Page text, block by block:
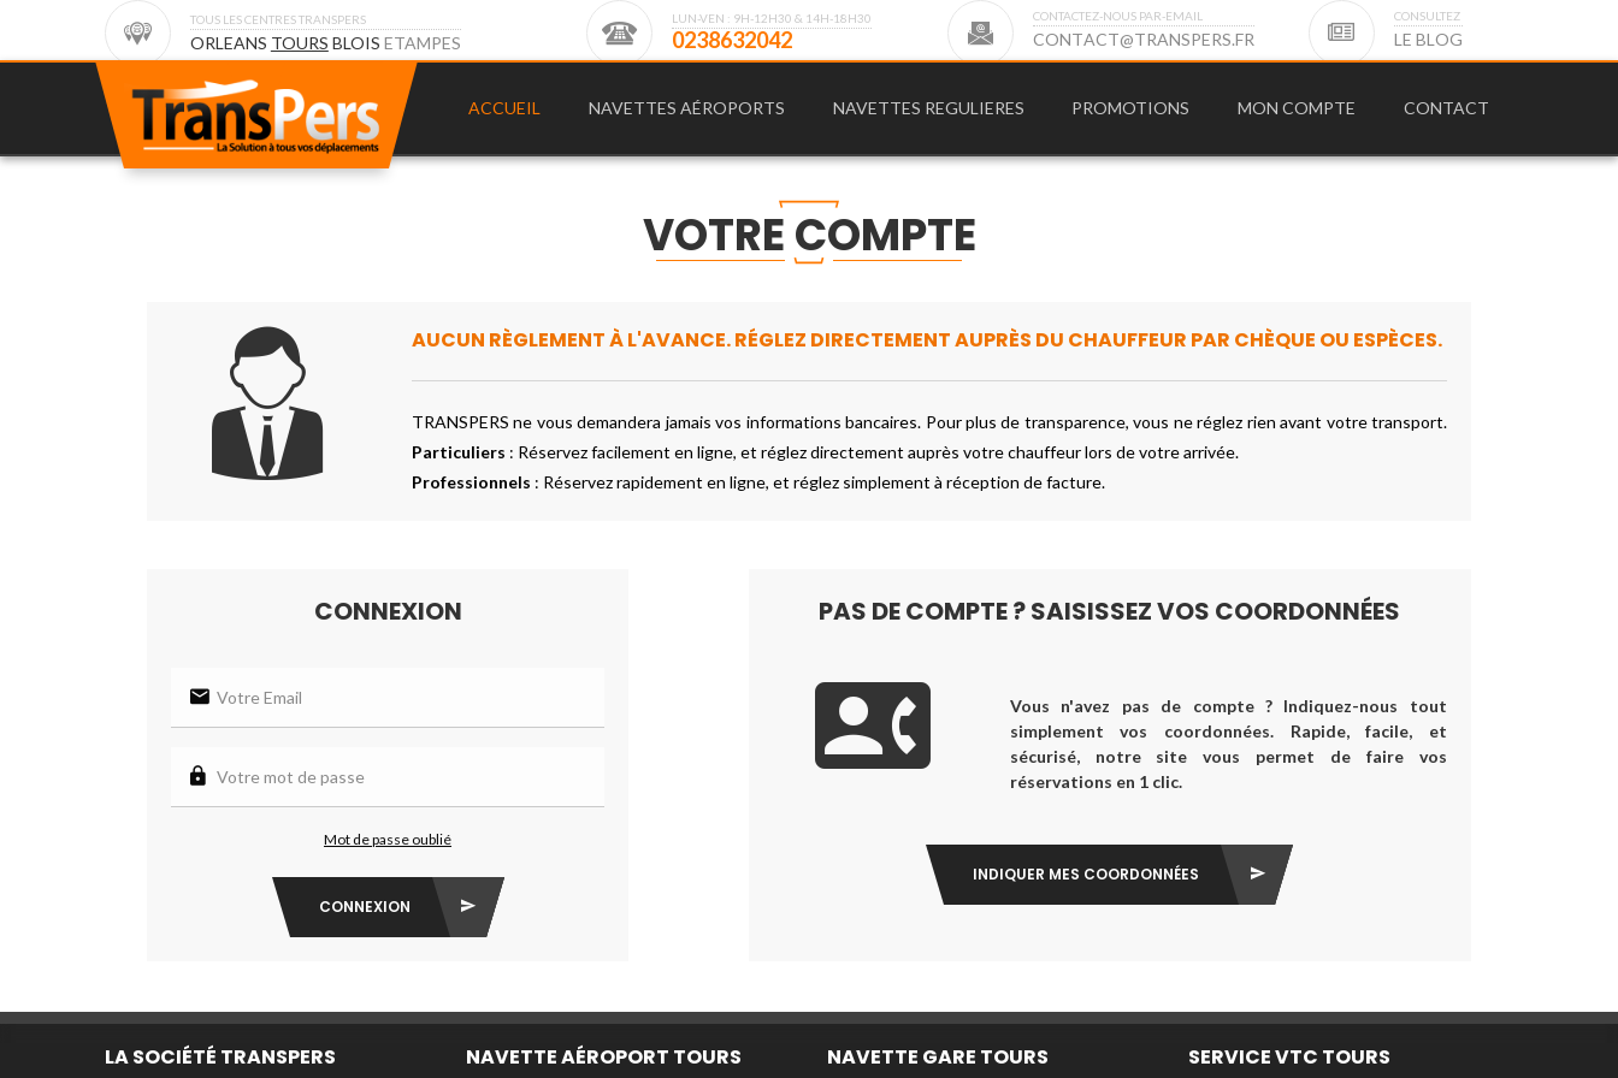
TOUS LES CENTRES TRANSPERS
ORLEANS TOURS BLOIS ETAMPES
LUN-VEN : 9H-12H30 & 14H-18H30
0238632042
CONTACTEZ-NOUS PAR-EMAIL
CONTACT@TRANSPERS.FR
CONSULTEZ
LE BLOG
ACCUEIL NAVETTES AÉROPORTS NAVETTES REGULIERES PROMOTIONS MON COMPTE CONTACT
VOTRE COMPTE
AUCUN RÈGLEMENT À L'AVANCE. RÉGLEZ DIRECTEMENT AUPRÈS DU CHAUFFEUR PAR CHÈQUE OU ESPÈCES.
TRANSPERS ne vous demandera jamais vos informations bancaires. Pour plus de transparence, vous ne réglez rien avant votre transport.
Particuliers : Réservez facilement en ligne, et réglez directement auprès votre chauffeur lors de votre arrivée.
Professionnels : Réservez rapidement en ligne, et réglez simplement à réception de facture.
CONNEXION
Mot de passe oublié
CONNEXION
PAS DE COMPTE ? SAISISSEZ VOS COORDONNÉES
Vous n'avez pas de compte ? Indiquez-nous tout
simplement vos coordonnées. Rapide, facile, et
sécurisé, notre site vous permet de faire vos
réservations en 1 clic.
INDIQUER MES COORDONNÉES
LA SOCIÉTÉ TRANSPERS NAVETTE AÉROPORT TOURS NAVETTE GARE TOURS SERVICE VTC TOURS